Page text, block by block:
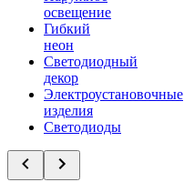
освещение
Гибкий
неон
Светодиодный
декор
Электроустановочные
изделия
Светодиоды